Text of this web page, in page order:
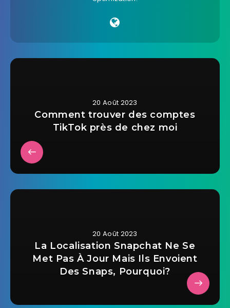
20 Août 2023
Comment trouver des comptes
TikTok près de chez moi
20 Août 2023
La Localisation Snapchat Ne Se
Met Pas À Jour Mais Ils Envoient
Des Snaps, Pourquoi?